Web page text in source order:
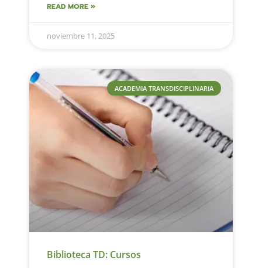
READ MORE »
noviembre 11, 2025
ACADEMIA TRANSDISCIPLINARIA
Biblioteca TD: Cursos